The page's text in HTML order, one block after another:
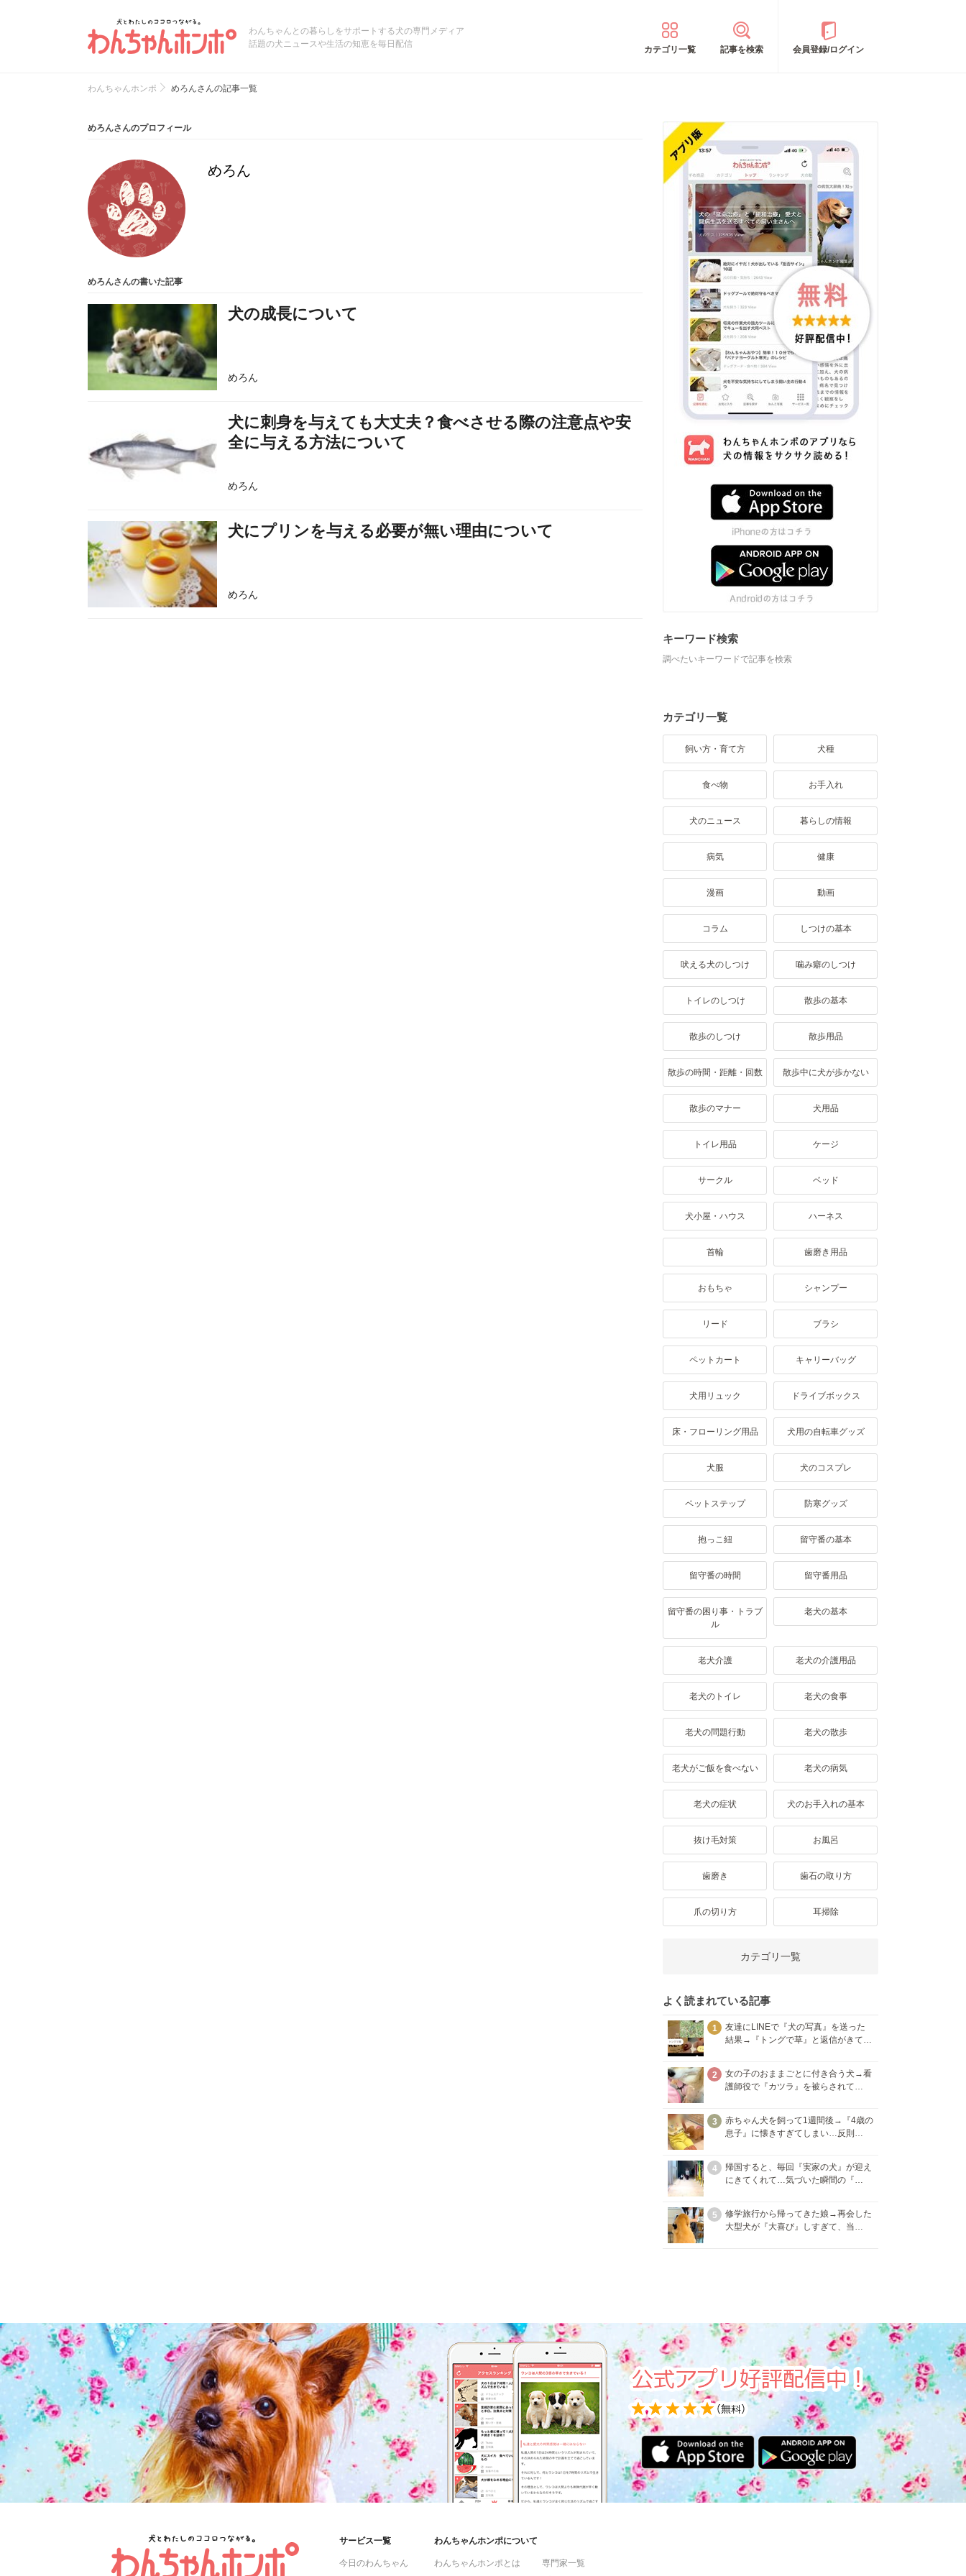
わんちゃんとの暮らしをサポートする犬の専門メディア
話題の犬ニュースや生活の知恵を毎日配信
カテゴリ一覧 記事を検索 会員登録/ログイン
わんちゃんホンポ めろんさんの記事一覧
めろんさんのプロフィール
めろん
めろんさんの書いた記事
犬の成長について
めろん
犬に刺身を与えても大丈夫？食べさせる際の注意点や安
全に与える方法について
めろん
犬にプリンを与える必要が無い理由について
めろん
キーワード検索
調べたいキーワードで記事を検索
カテゴリ一覧
飼い方・育て方 犬種
食べ物 お手入れ
犬のニュース 暮らしの情報
病気 健康
漫画 動画
コラム しつけの基本
吠える犬のしつけ 噛み癖のしつけ
トイレのしつけ 散歩の基本
散歩のしつけ 散歩用品
散歩の時間・距離・回数 散歩中に犬が歩かない
散歩のマナー 犬用品
トイレ用品 ケージ
サークル ベッド
犬小屋・ハウス ハーネス
首輪 歯磨き用品
おもちゃ シャンプー
リード ブラシ
ペットカート キャリーバッグ
犬用リュック ドライブボックス
床・フローリング用品 犬用の自転車グッズ
犬服 犬のコスプレ
ペットステップ 防寒グッズ
抱っこ紐 留守番の基本
留守番の時間 留守番用品
留守番の困り事・トラブ
ル
老犬の基本
老犬介護 老犬の介護用品
老犬のトイレ 老犬の食事
老犬の問題行動 老犬の散歩
老犬がご飯を食べない 老犬の病気
老犬の症状 犬のお手入れの基本
抜け毛対策 お風呂
歯磨き 歯石の取り方
爪の切り方 耳掃除
カテゴリ一覧
よく読まれている記事
1
友達にLINEで『犬の写真』を送った
結果→『トングで草』と返信がきて…
2
女の子のおままごとに付き合う犬→看
護師役で『カツラ』を被らされて…
3
赤ちゃん犬を飼って1週間後→『4歳の
息子』に懐きすぎてしまい…反則…
4
帰国すると、毎回『実家の犬』が迎え
にきてくれて…気づいた瞬間の『…
5
修学旅行から帰ってきた娘→再会した
大型犬が『大喜び』しすぎて、当…
サービス一覧
今日のわんちゃん
わんちゃんホンポについて
わんちゃんホンポとは
専門家一覧